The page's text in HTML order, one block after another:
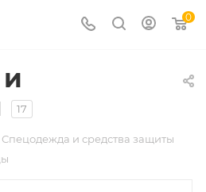
0
17
Спецодежда и средства защиты